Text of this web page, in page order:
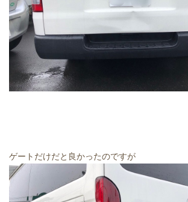
ゲートだけだと良かったのですが